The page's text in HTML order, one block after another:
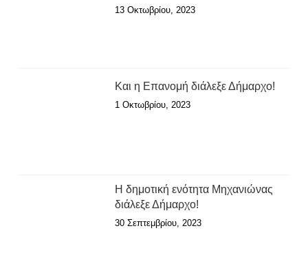
13 Οκτωβρίου, 2023
Και η Επανομή διάλεξε Δήμαρχο!
1 Οκτωβρίου, 2023
Η δημοτική ενότητα Μηχανιώνας
διάλεξε Δήμαρχο!
30 Σεπτεμβρίου, 2023